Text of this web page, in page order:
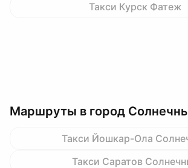
Такси Курск Фатеж
Маршруты в город
Такси Йошкар-Ола
Такси Саратов